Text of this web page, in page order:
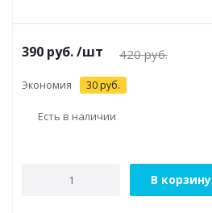
390 руб./шт 420руб.
Экономия 30 руб.
Есть в наличии
В корзину